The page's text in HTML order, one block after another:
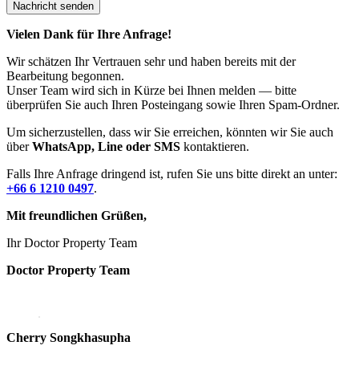
Vielen Dank für Ihre Anfrage!
Wir schätzen Ihr Vertrauen sehr und haben bereits mit der
Bearbeitung begonnen.
Unser Team wird sich in Kürze bei Ihnen melden — bitte
überprüfen Sie auch Ihren Posteingang sowie Ihren Spam-Ordner.
Um sicherzustellen, dass wir Sie erreichen, könnten wir Sie auch
überWhatsApp, Line oder SMS kontaktieren.
Falls Ihre Anfrage dringend ist, rufen Sie uns bitte direkt an unter:
+66 6 1210 0497.
Mit freundlichen Grüßen,
Ihr Doctor Property Team
Doctor Property Team
Cherry Songkhasupha